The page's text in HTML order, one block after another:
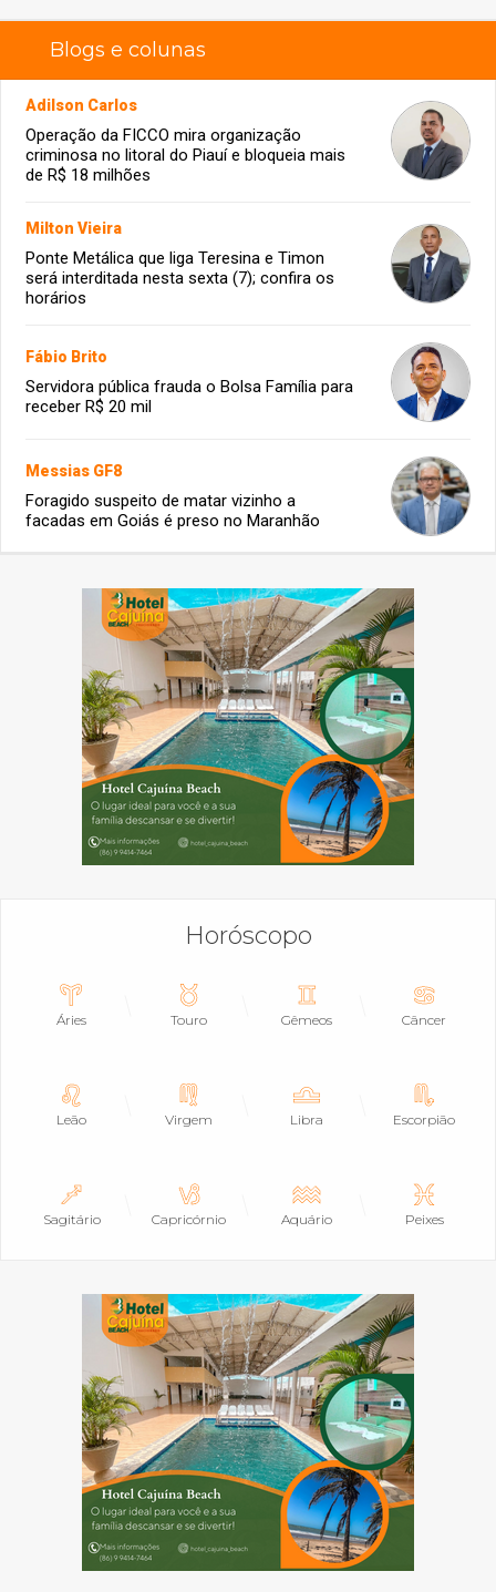
Blogs e colunas
Adilson Carlos
Operação da FICCO mira organização
criminosa no litoral do Piauí e bloqueia mais
de R$ 18 milhões
Milton Vieira
Ponte Metálica que liga Teresina e Timon
será interditada nesta sexta (7); confira os
horários
Fábio Brito
Servidora pública frauda o Bolsa Família para
receber R$ 20 mil
Messias GF8
Foragido suspeito de matar vizinho a
facadas em Goiás é preso no Maranhão
Horóscopo
Áries Touro Gêmeos Câncer
Leão Virgem Libra Escorpião
Sagitário Capricórnio Aquário Peixes